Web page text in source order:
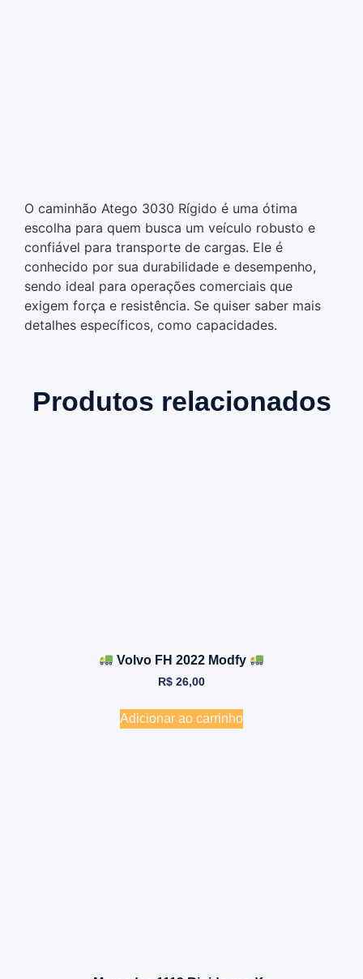
O caminhão Atego 3030 Rígido é uma ótima
escolha para quem busca um veículo robusto e
confiável para transporte de cargas. Ele é
conhecido por sua durabilidade e desempenho,
sendo ideal para operações comerciais que
exigem força e resistência. Se quiser saber mais
detalhes específicos, como capacidades.
Produtos relacionados
Volvo FH 2022 Modfy
R$ 26,00
Adicionar ao carrinho